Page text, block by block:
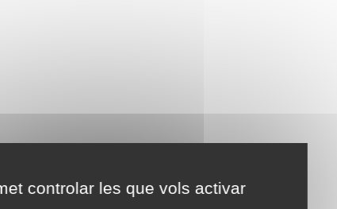
controlar les que vols activar